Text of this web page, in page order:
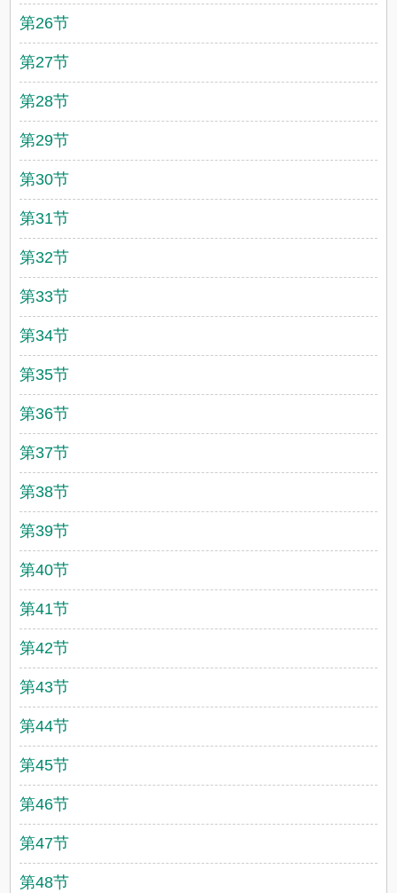
第26节
第27节
第28节
第29节
第30节
第31节
第32节
第33节
第34节
第35节
第36节
第37节
第38节
第39节
第40节
第41节
第42节
第43节
第44节
第45节
第46节
第47节
第48节